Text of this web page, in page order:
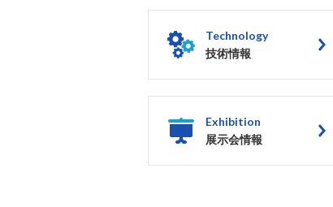
Technology
技術情報
Exhibition
展示会情報